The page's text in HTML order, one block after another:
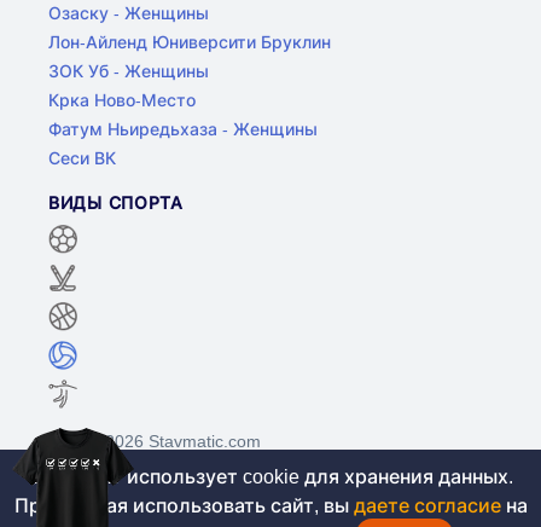
Озаску - Женщины
Лон-Айленд Юниверсити Бруклин
ЗОК Уб - Женщины
Крка Ново-Место
Фатум Ньиредьхаза - Женщины
Сеси ВК
ВИДЫ СПОРТА
©2017-2026 Stavmatic.com
Для лиц старше 18 лет. На сайте не
Этот сайт использует cookie для хранения данных.
Продолжая использовать сайт, вы даете согласие на